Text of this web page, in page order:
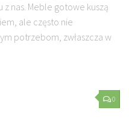
nas. Meble gotowe kuszą
ale często nie
potrzebom, zwłaszcza w
0